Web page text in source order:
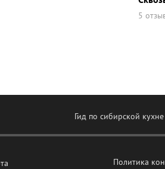
5
Гид по сибирской кухне
Политика